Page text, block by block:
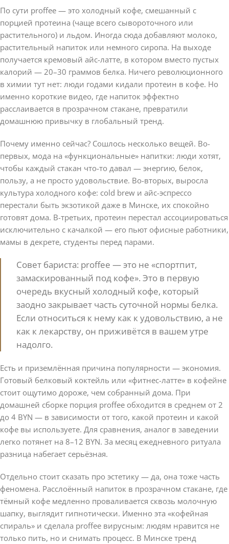
По сути proffee — это холодный кофе, смешанный с
порцией протеина (чаще всего сывороточного или
растительного) и льдом. Иногда сюда добавляют молоко,
растительный напиток или немного сиропа. На выходе
получается кремовый айс-латте, в котором вместо пустых
калорий — 20–30 граммов белка. Ничего революционного
в химии тут нет: люди годами кидали протеин в кофе. Но
именно короткие видео, где напиток эффектно
расслаивается в прозрачном стакане, превратили
домашнюю привычку в глобальный тренд.
Почему именно сейчас? Сошлось несколько вещей. Во-
первых, мода на «функциональные» напитки: люди хотят,
чтобы каждый стакан что-то давал — энергию, белок,
пользу, а не просто удовольствие. Во-вторых, выросла
культура холодного кофе: cold brew и айс-эспрессо
перестали быть экзотикой даже в Минске, их спокойно
готовят дома. В-третьих, протеин перестал ассоциироваться
исключительно с качалкой — его пьют офисные работники,
мамы в декрете, студенты перед парами.
Совет бариста: proffee — это не «спортпит,
замаскированный под кофе». Это в первую
очередь вкусный холодный кофе, который
заодно закрывает часть суточной нормы белка.
Если относиться к нему как к удовольствию, а не
как к лекарству, он приживётся в вашем утре
надолго.
Есть и приземлённая причина популярности — экономия.
Готовый белковый коктейль или «фитнес-латте» в кофейне
стоит ощутимо дороже, чем собранный дома. При
домашней сборке порция proffee обходится в среднем от 2
до 4 BYN — в зависимости от того, какой протеин и какой
кофе вы используете. Для сравнения, аналог в заведении
легко потянет на 8–12 BYN. За месяц ежедневного ритуала
разница набегает серьёзная.
Отдельно стоит сказать про эстетику — да, она тоже часть
феномена. Расслоённый напиток в прозрачном стакане, где
тёмный кофе медленно проваливается сквозь молочную
шапку, выглядит гипнотически. Именно эта «кофейная
спираль» и сделала proffee вирусным: людям нравится не
только пить, но и снимать процесс. В Минске тренд